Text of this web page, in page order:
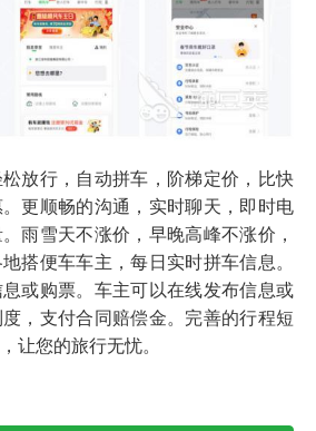
放行，自动拼车，阶梯定价，比快
更顺畅的沟通，实时聊天，即时电
雨雪天不涨价，早晚高峰不涨价，
搭便车车主，每日实时拼车信息。
或购票。车主可以在线发布信息或
，支付合同赔偿金。完善的行程短
让您的旅行无忧。